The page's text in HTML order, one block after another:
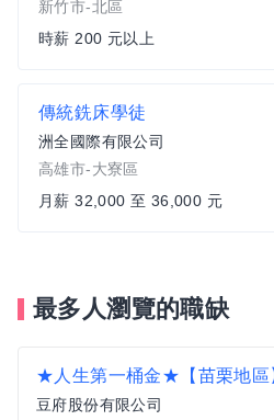
新竹市-北區
時薪 200 元以上
傳統銑床學徒
洲全國際有限公司
高雄市-大寮區
月薪 32,000 至 36,000 元
最多人瀏覽的職缺
豆府股份有限公司